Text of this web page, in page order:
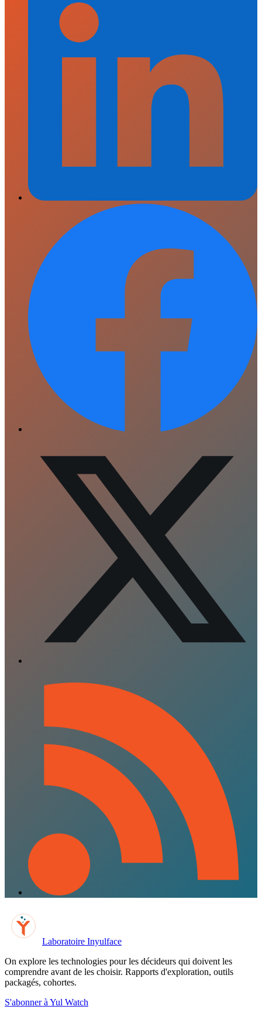
Laboratoire Inyulface
On explore les technologies pour les décideurs qui doivent les
comprendre avant de les choisir. Rapports d'exploration, outils
packagés, cohortes.
S'abonner à Yul Watch